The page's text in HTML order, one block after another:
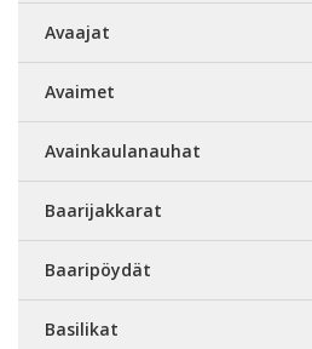
Avaajat
Avaimet
Avainkaulanauhat
Baarijakkarat
Baaripöydät
Basilikat